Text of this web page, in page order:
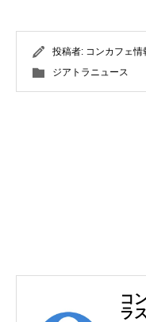
投稿者: コンカフェ情
ジアトラニュース
コ
ラ